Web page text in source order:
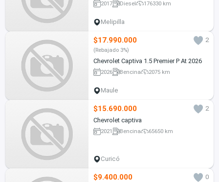
2017 Diesel 176330 km
Melipilla
$17.990.000 2
(Rebajado 3%)
Chevrolet Captiva 1.5 Premier P At 2026
2026 Bencina 2075 km
Maule
$15.690.000
2
Chevrolet captiva
2021 Bencina 65650 km
Curicó
$9.400.000
0